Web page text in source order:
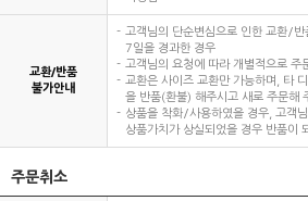
교환/반품
불가안내
고객님의 단순변심으로 인한 교환/반
7일을 경과한 경우
고객님의 요청에 따라 개별적으로 주
교환은 사이즈 교환만 가능하며, 타
을 반품(환불) 해주시고 새로 주문해
상품을 착화/사용하였을 경우, 고객
상품가치가 상실되었을 경우 반품이
주문취소